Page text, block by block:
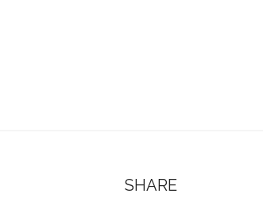
SHARE